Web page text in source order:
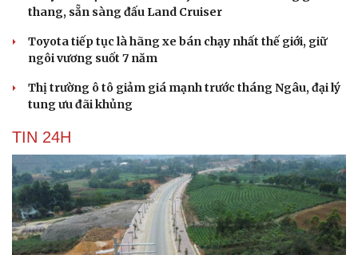
thang, sẵn sàng đấu Land Cruiser
Toyota tiếp tục là hãng xe bán chạy nhất thế giới, giữ
ngôi vương suốt 7 năm
Thị trường ô tô giảm giá mạnh trước tháng Ngâu, đại lý
tung ưu đãi khủng
TIN 24H